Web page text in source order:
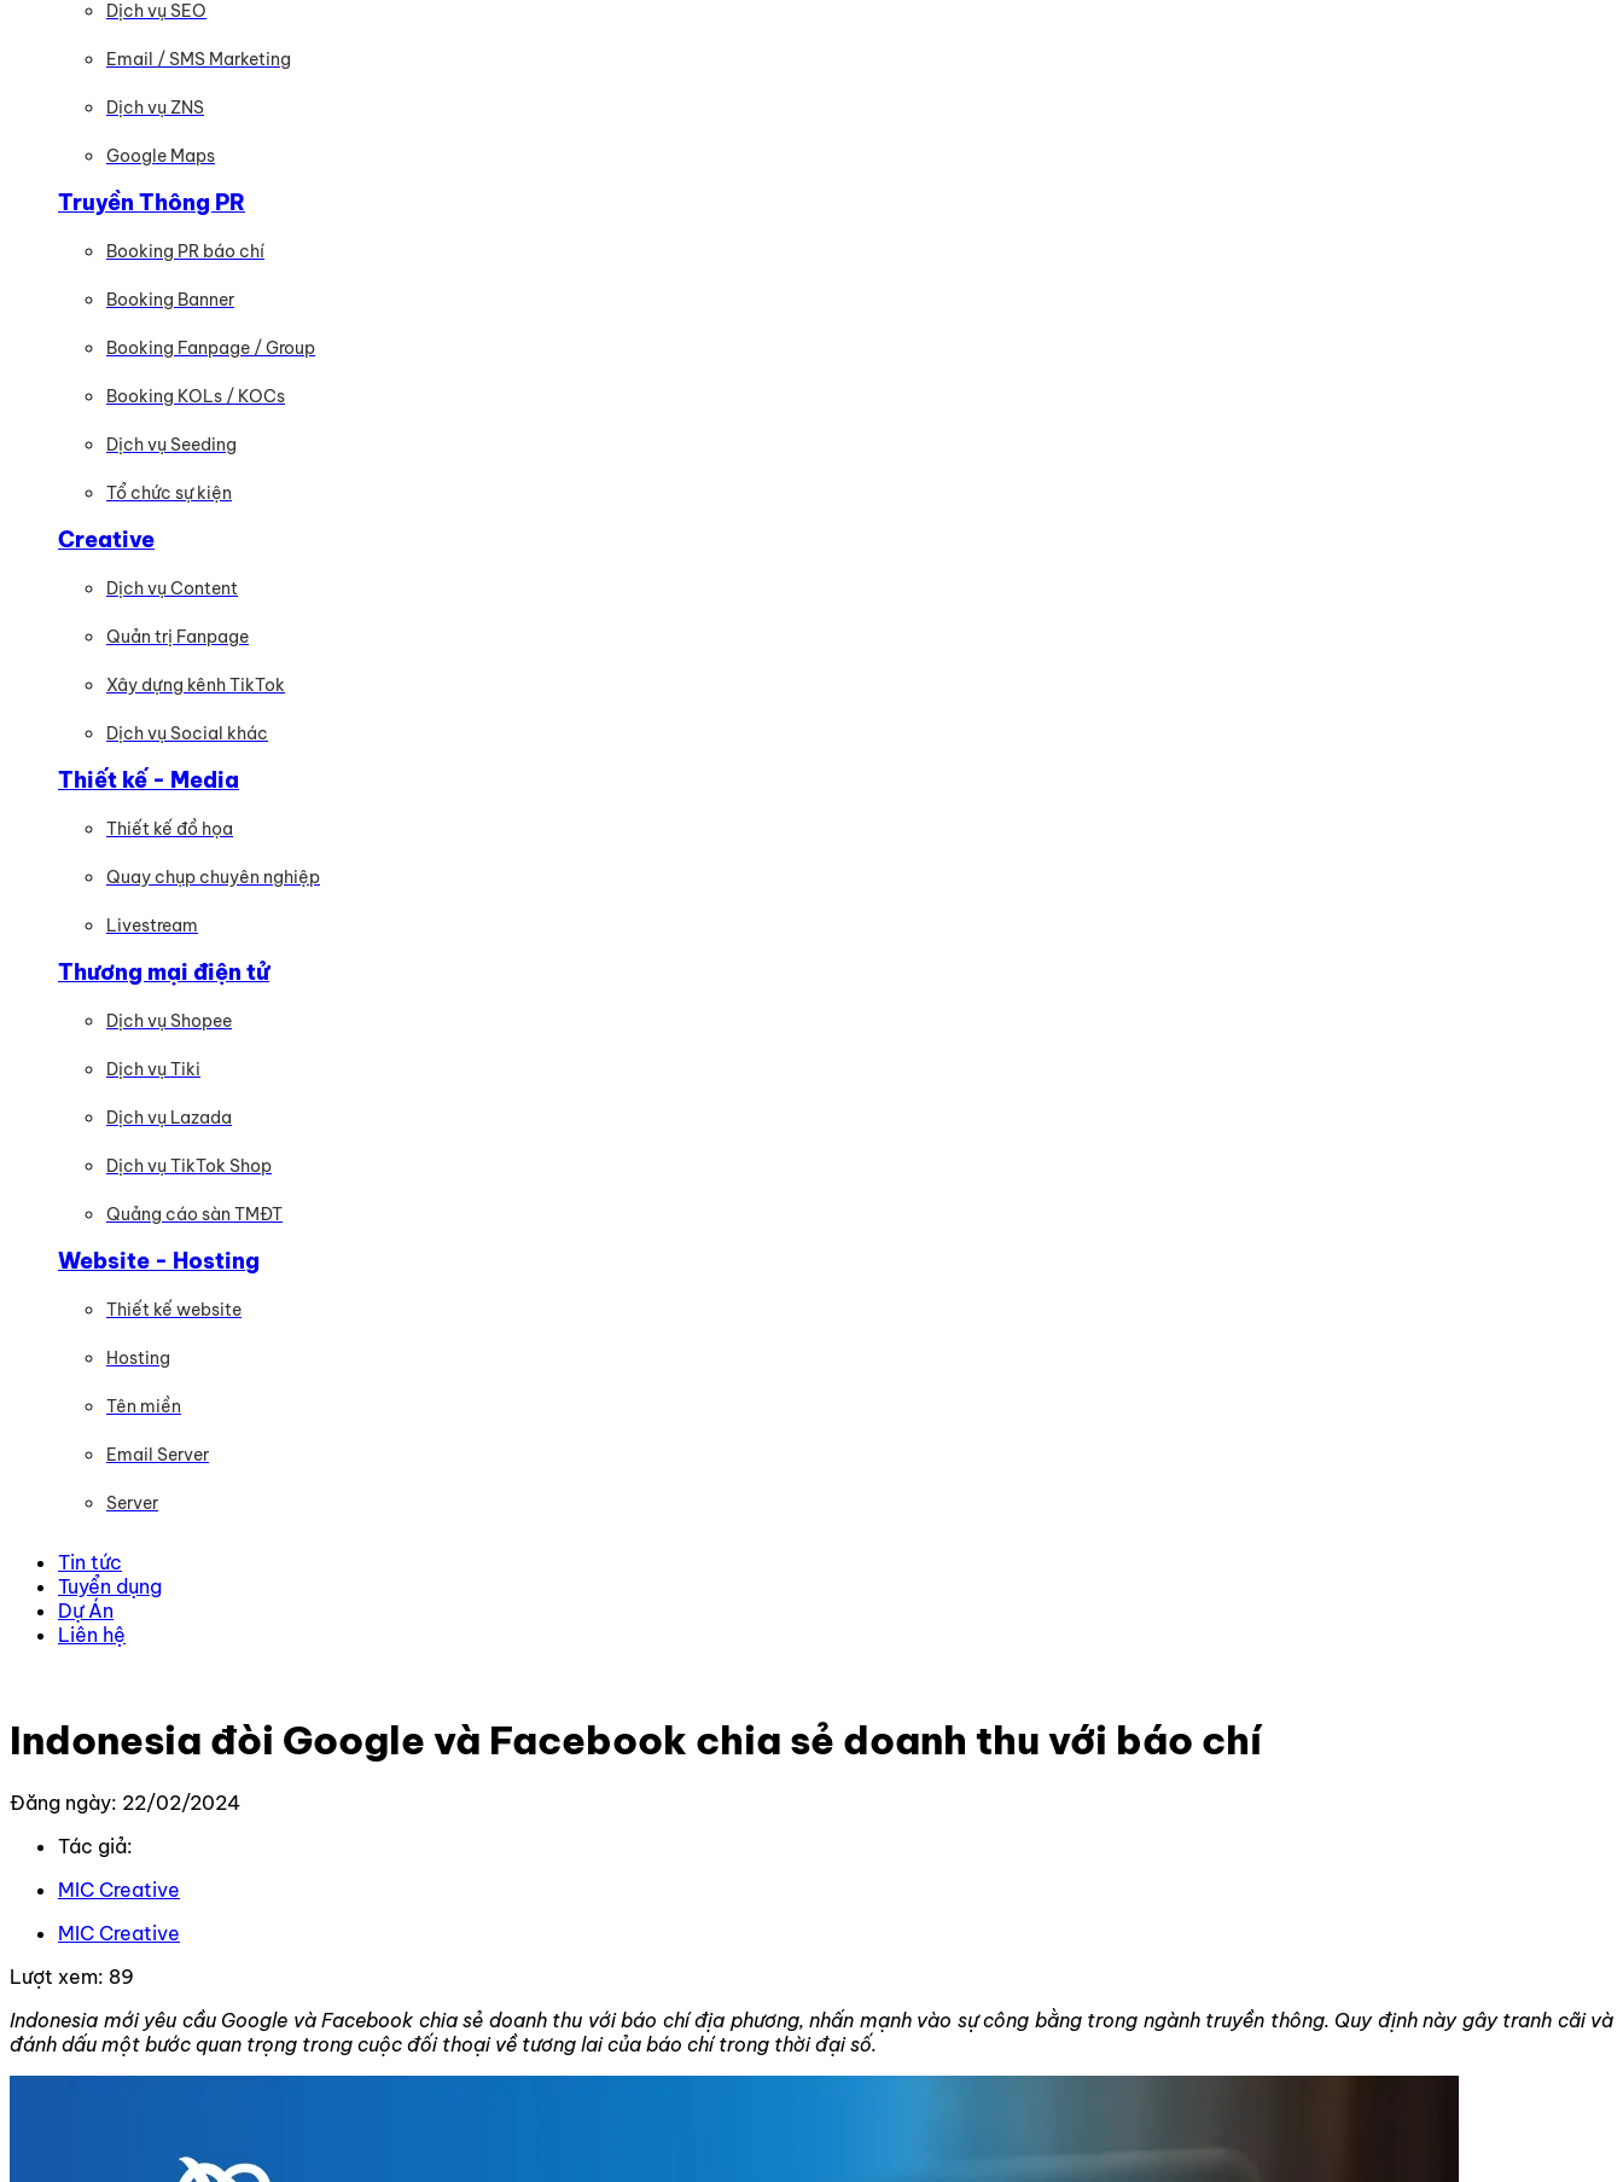
Dịch vụ SEO
Email / SMS Marketing
Dịch vụ ZNS
Google Maps
Truyền Thông PR
Booking PR báo chí
Booking Banner
Booking Fanpage / Group
Booking KOLs / KOCs
Dịch vụ Seeding
Tổ chức sự kiện
Creative
Dịch vụ Content
Quản trị Fanpage
Xây dựng kênh TikTok
Dịch vụ Social khác
Thiết kế - Media
Thiết kế đồ họa
Quay chụp chuyên nghiệp
Livestream
Thương mại điện tử
Dịch vụ Shopee
Dịch vụ Tiki
Dịch vụ Lazada
Dịch vụ TikTok Shop
Quảng cáo sàn TMĐT
Website - Hosting
Thiết kế website
Hosting
Tên miền
Email Server
Server
Tin tức
Tuyển dụng
Dự Án
Liên hệ
Indonesia đòi Google và Facebook chia sẻ doanh thu với báo chí
Đăng ngày: 22/02/2024
Tác giả:
MIC Creative
MIC Creative
Lượt xem: 89
Indonesia mới yêu cầu Google và Facebook chia sẻ doanh thu với báo chí địa phương, nhấn mạnh vào sự công bằng trong ngành truyền thông. Quy định này gây tranh cãi và
đánh dấu một bước quan trọng trong cuộc đối thoại về tương lai của báo chí trong thời đại số.